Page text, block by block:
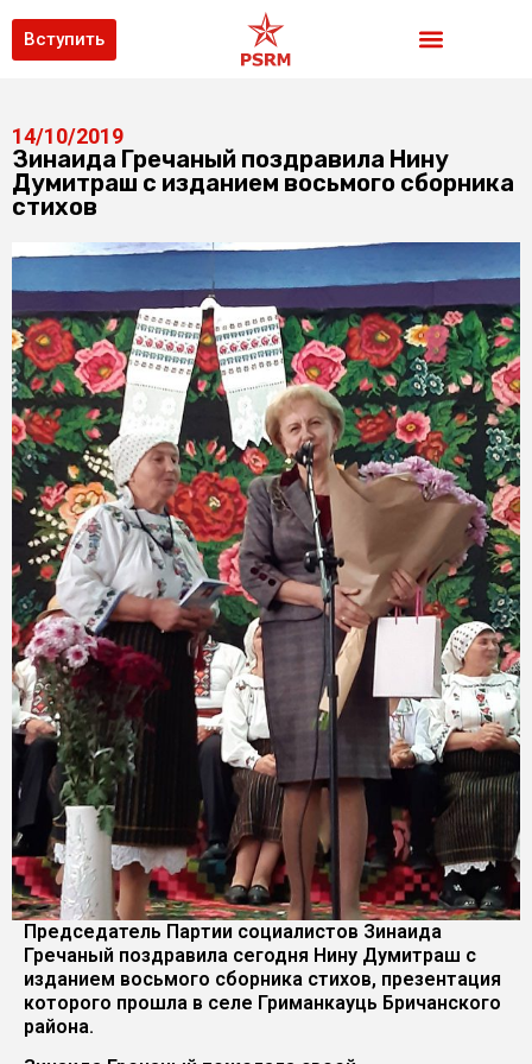
Вступить
14/10/2019
Зинаида Гречаный поздравила Нину
Думитраш с изданием восьмого сборника
стихов
Председатель Партии социалистов Зинаида
Гречаный поздравила сегодня Нину Думитраш с
изданием восьмого сборника стихов, презентация
которого прошла в селе Гриманкауць Бричанского
района.